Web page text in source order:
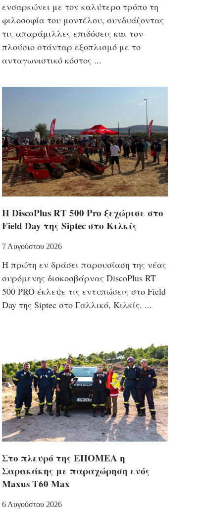
ενσαρκώνει με τον καλύτερο τρόπο τη
φιλοσοφία του μοντέλου, συνδυάζοντας
τις απαράμιλλες επιδόσεις και τον
πλούσιο στάνταρ εξοπλισμό με το
ανταγωνιστικό κόστος
Η DiscoPlus RT 500 Pro ξεχώρισε στο
Field Day της Siptec στο Κιλκίς
7 Αυγούστου 2026
Η πρώτη εν δράσει παρουσίαση της νέας
συρόμενης δισκοσβάρνας DiscoPlus RT
500 PRO έκλεψε τις εντυπώσεις στο Field
Day της Siptec στο Γαλλικό, Κιλκίς.
Στο πλευρό της ΕΠΟΜΕΑ η
Σαρακάκης με παραχώρηση ενός
Maxus T60 Max
6 Αυγούστου 2026